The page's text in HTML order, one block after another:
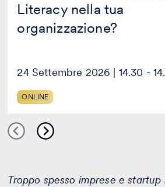
Literacy nella tua
organizzazione?
24 Settembre 2026 | 14.30 -
ONLINE
Troppo spesso imprese e